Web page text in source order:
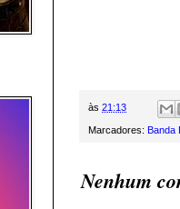
às 21:13
Marcadores: Banda
Nenhum